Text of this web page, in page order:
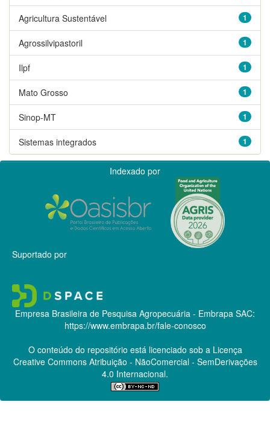
1
Agricultura Sustentável
1
Agrossilvipastoril
1
Ilpf
1
Mato Grosso
1
Sinop-MT
1
Sistemas integrados
Indexado por
Suportado por
Empresa Brasileira de Pesquisa Agropecuária - Embrapa SAC:
https://www.embrapa.br/fale-conosco
O conteúdo do repositório está licenciado sob a Licença
Creative CommonsAtribuição - NãoComercial - SemDerivações
4.0 Internacional.